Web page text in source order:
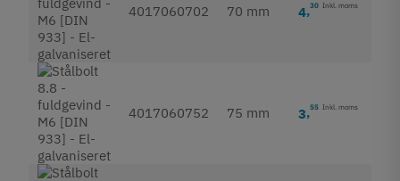
4017060702 70 mm 4,30 Inkl. moms
4017060752 75 mm 3,55 Inkl. moms